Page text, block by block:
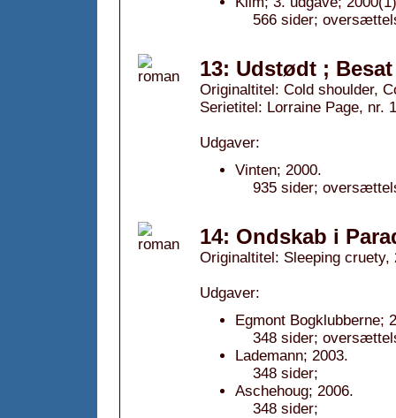
566 sider;
13: Udstødt ;
Originaltitel: Cold shoulder,
Serietitel: Lorraine Page, nr.
Udgaver:
Vinten; 2000.
935 sider;
14: Ondskab i
Originaltitel: Sleeping cruety,
Udgaver:
Egmont Bogklubberne;
348 sider;
Lademann; 2003.
348 sider;
Aschehoug; 2006.
348 sider;